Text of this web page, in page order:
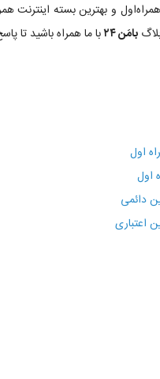
و بهترین بسته اینترنت
بامَن ۲۴
با ما همراه باشید تا
اول
اول
دائمی
اعتباری